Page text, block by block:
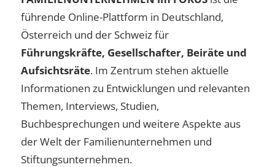
führende Online-Plattform in Deutschland,
Österreich und der Schweiz für
Führungskräfte, Gesellschafter, Beiräte und
Aufsichtsräte. Im Zentrum stehen aktuelle
Informationen zu Entwicklungen und relevanten
Themen, Interviews, Studien,
Buchbesprechungen und weitere Aspekte aus
der Welt der Familienunternehmen und
Stiftungsunternehmen.